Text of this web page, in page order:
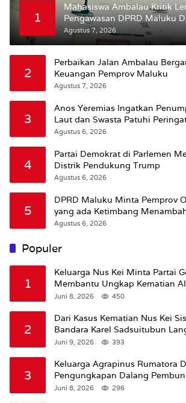
1
Mahasiswa Ambalau Kritik
Pengawasan DPRD Maluku
Bursel Terhadap Proses
Jalan
Agustus 7, 2026
2
Perbaikan Jalan Ambalau
Keuangan Pemprov Maluku
Agustus 7, 2026
3
Anos Yeremias Ingatkan
Laut dan Swasta Patuhi
Agustus 6, 2026
4
Partai Demokrat di Parlemen
Distrik Pendukung Trump
Agustus 6, 2026
5
DPRD Maluku Minta Pemprov
yang ada Ketimbang
Agustus 6, 2026
Populer
1
Keluarga Nus Kei Minta Partai
Membantu Ungkap Kematian
Juni 8, 2026 450
2
Dari Kasus Kematian Nus Kei
Bandara Karel Sadsuitubun
Dipertanyakan
Juni 9, 2026 393
3
Keluarga Agrapinus Rumatora
Pengungkapan Dalang
Kasus ke Komisi III DPR RI
Juni 8, 2026 296